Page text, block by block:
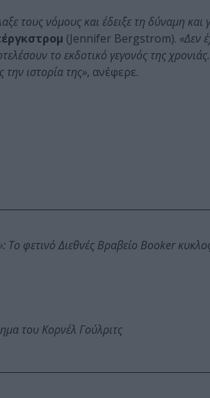
τους νόμους και έδειξε τη δύναμη και
(Jennifer Bergstrom). «Δεν
το εκδοτικό γεγονός της
ιστορία της», ανέφερε.
Το φετινό Διεθνές Βραβείο Booker
του Κορνέλ Γούλριτς